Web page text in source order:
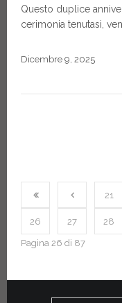
Questo duplice
cerimonia tenutasi,
Dicembre 9, 2025
21
26 27 28
Pagina 26 di 87